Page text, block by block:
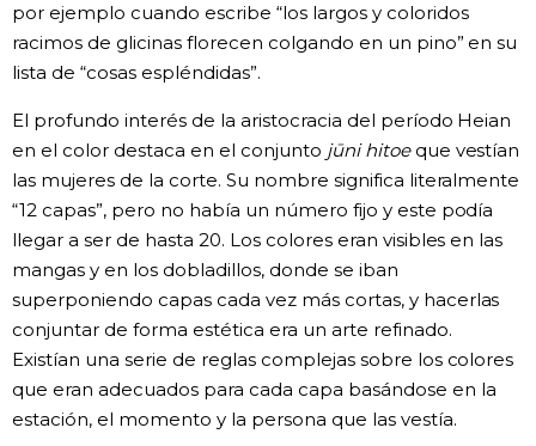
por ejemplo cuando escribe “los largos y coloridos
racimos de glicinas florecen colgando en un pino” en su
lista de “cosas espléndidas”.
El profundo interés de la aristocracia del período Heian
en el color destaca en el conjunto jūni hitoeque vestían
las mujeres de la corte. Su nombre significa literalmente
“12 capas”, pero no había un número fijo y este podía
llegar a ser de hasta 20. Los colores eran visibles en las
mangas y en los dobladillos, donde se iban
superponiendo capas cada vez más cortas, y hacerlas
conjuntar de forma estética era un arte refinado.
Existían una serie de reglas complejas sobre los colores
que eran adecuados para cada capa basándose en la
estación, el momento y la persona que las vestía.